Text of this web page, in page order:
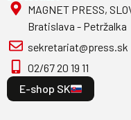
MAGNET PRESS,
Bratislava - Petržalka
sekretariat@press.sk
02/67 20 19 11
E-shop SK